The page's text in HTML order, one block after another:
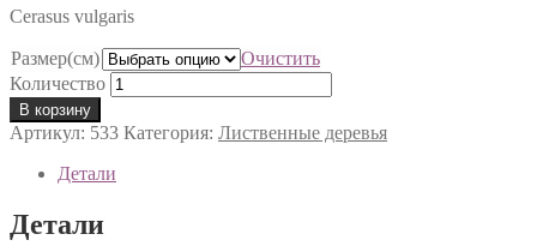
Cerasus vulgaris
Размер(см)
Очистить
Количество
В корзину
Артикул: 533 Категория: Лиственные деревья
Детали
Детали